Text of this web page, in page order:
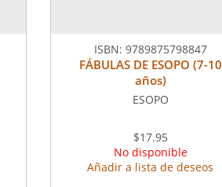
ISBN: 9789875798847
FÁBULAS DE ESOPO (7-10
años)
ESOPO
$17.95
No disponible
Añadir a lista de deseos